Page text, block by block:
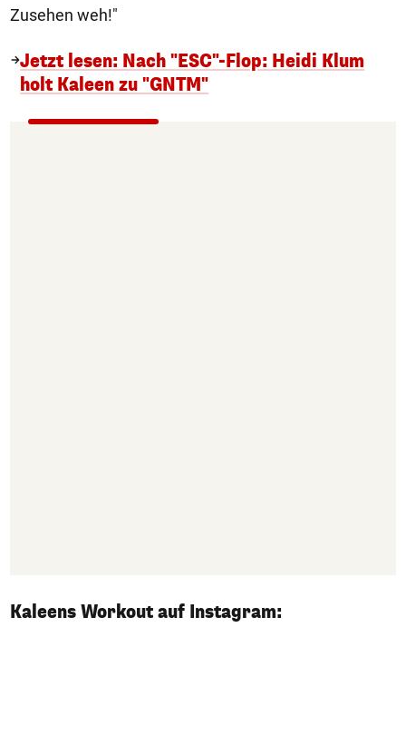
Zusehen weh!"
Jetzt lesen: Nach "ESC"-Flop: Heidi Klum
holt Kaleen zu "GNTM"
Kaleens Workout auf Instagram: